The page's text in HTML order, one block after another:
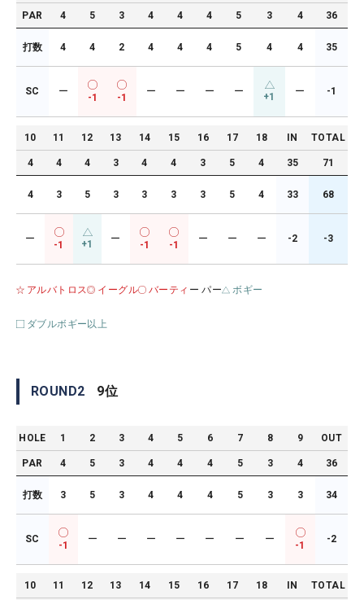
PAR 4 5 3 4 4 4 5 3 4 36
打数 4 4 2 4 4 4 5 4 4 35
SC ー
-1 -1
ー ー ー ー +1 ー -1
10 11 12 13 14 15 16 17 18 IN TOTAL
4 4 4 3 4 4 3 5 4 35 71
4 3 5 3 3 3 3 5 4 33 68
ー
-1 +1 ー
-1 -1
ー ー ー -2 -3
アルバトロス イーグル バーティ ー パー ボギー
ダブルボギー以上
ROUND2 9位
HOLE 1 2 3 4 5 6 7 8 9 OUT
PAR 4 5 3 4 4 4 5 3 4 36
打数 3 5 3 4 4 4 5 3 3 34
SC
-1
ー ー ー ー ー ー ー
-1
-2
10 11 12 13 14 15 16 17 18 IN TOTAL